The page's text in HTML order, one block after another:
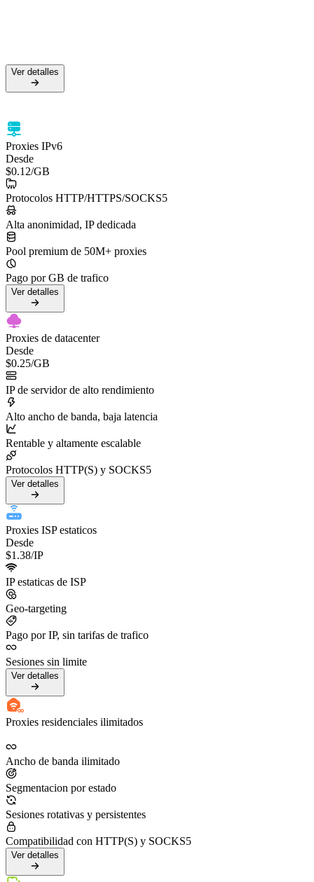
Ver detalles
Proxies IPv6
Desde
$0.12/GB
Protocolos HTTP/HTTPS/SOCKS5
Alta anonimidad, IP dedicada
Pool premium de 50M+ proxies
Pago por GB de trafico
Ver detalles
Proxies de datacenter
Desde
$0.25/GB
IP de servidor de alto rendimiento
Alto ancho de banda, baja latencia
Rentable y altamente escalable
Protocolos HTTP(S) y SOCKS5
Ver detalles
Proxies ISP estaticos
Desde
$1.38/IP
IP estaticas de ISP
Geo-targeting
Pago por IP, sin tarifas de trafico
Sesiones sin limite
Ver detalles
Proxies residenciales ilimitados
Ancho de banda ilimitado
Segmentacion por estado
Sesiones rotativas y persistentes
Compatibilidad con HTTP(S) y SOCKS5
Ver detalles